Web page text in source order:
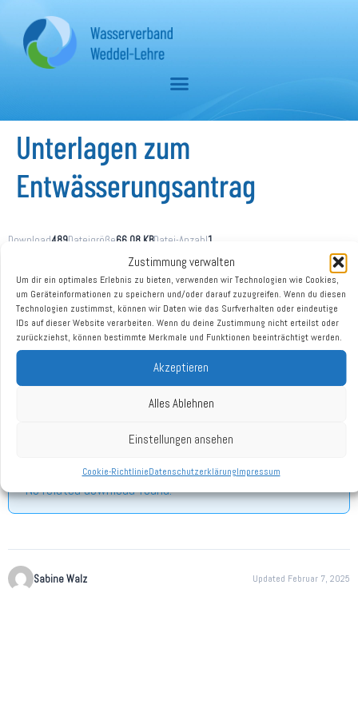
Zustimmung verwalten
Um dir ein optimales Erlebnis zu bieten, verwenden wir Technologien wie Cookies,
um Geräteinformationen zu speichern und/oder darauf zuzugreifen. Wenn du diesen
Technologien zustimmst, können wir Daten wie das Surfverhalten oder eindeutige
IDs auf dieser Website verarbeiten. Wenn du deine Zustimmung nicht erteilst oder
zurückziehst, können bestimmte Merkmale und Funktionen beeinträchtigt werden.
Akzeptieren
Alles Ablehnen
Einstellungen ansehen
Cookie-RichtlinieDatenschutzerklärungImpressum
Unterlagen zum
Entwässerungsantrag
Download489Dateigröße66.08 KBDatei-Anzahl1
Februar 7, 2025 Zuletzt aktualisiert
Download
BESCHREIBUNG
No related download found!
Sabine Walz Updated Februar 7, 2025